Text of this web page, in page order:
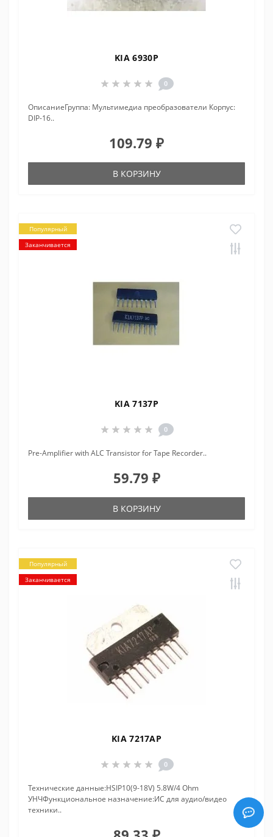
KIA 6930P
0
ОписаниеГруппа: Мультимедиа преобразователи Корпус:
DIP-16..
109.79 ₽
В КОРЗИНУ
Популярный
Заканчивается
KIA 7137P
0
Pre-Amplifier with ALC Transistor for Tape Recorder..
59.79 ₽
В КОРЗИНУ
Популярный
Заканчивается
KIA 7217AP
0
Технические данные:HSIP10(9-18V) 5.8W/4 Ohm
УНЧФункциональное назначение:ИС для аудио/видео
техники..